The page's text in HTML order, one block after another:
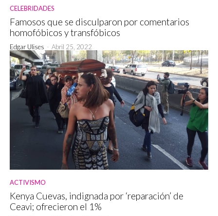
CELEBRIDADES
Famosos que se disculparon por comentarios
homofóbicos y transfóbicos
Edgar Ulises - Abril 25, 2022
ACTIVISMO
Kenya Cuevas, indignada por ‘reparación’ de
Ceavi; ofrecieron el 1%